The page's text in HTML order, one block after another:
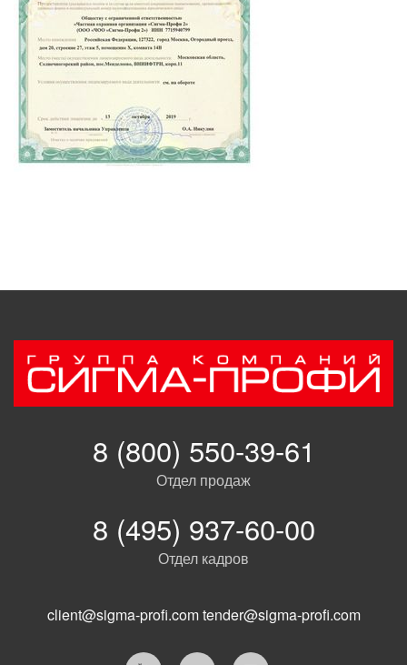
8 (800) 550-39-61
Отдел продаж
8 (495) 937-60-00
Отдел кадров
client@sigma-profi.comtender@sigma-profi.com